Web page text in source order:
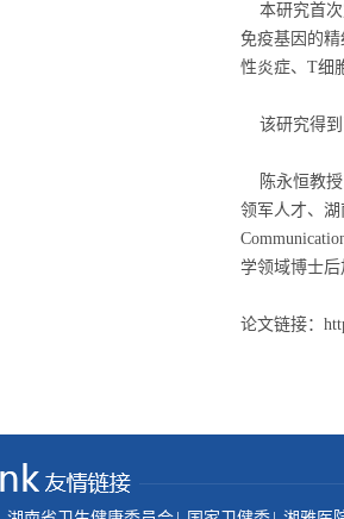
本研究首次
免疫基因的
性炎症、T细
该研究得到
陈永恒教授
领军人才、湖
学领域博士后
论文链接：